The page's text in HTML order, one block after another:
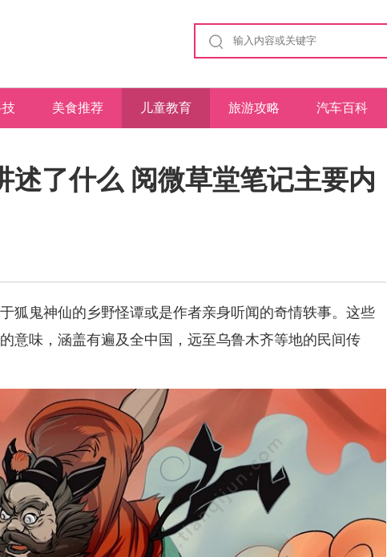
技 美食推荐 儿童教育 旅游攻略 汽车百科
述了什么 阅微草堂笔记主要内
鬼神仙的乡野怪谭或是作者亲身听闻的奇情轶事。这些
意味，涵盖有遍及全中国，远至乌鲁木齐等地的民间传